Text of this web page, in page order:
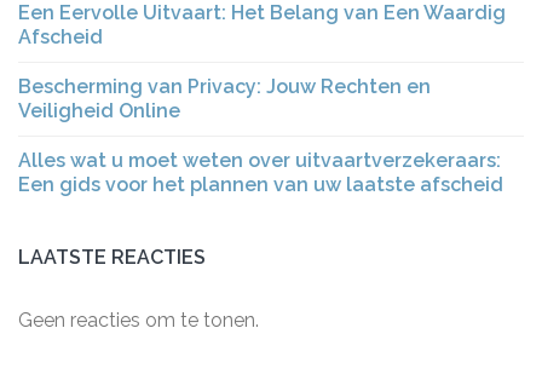
Een Eervolle Uitvaart: Het Belang van Een Waardig
Afscheid
Bescherming van Privacy: Jouw Rechten en
Veiligheid Online
Alles wat u moet weten over uitvaartverzekeraars:
Een gids voor het plannen van uw laatste afscheid
LAATSTE REACTIES
Geen reacties om te tonen.